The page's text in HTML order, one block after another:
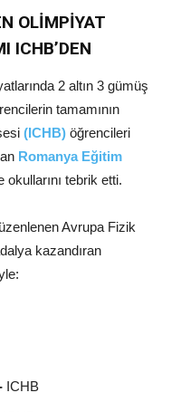
OLİMPİYAT
ICHB’DEN
2 altın 3 gümüş
tamamının
(ICHB) öğrencileri
Romanya Eğitim
okullarını tebrik etti.
Avrupa Fizik
kazandıran
ICHB